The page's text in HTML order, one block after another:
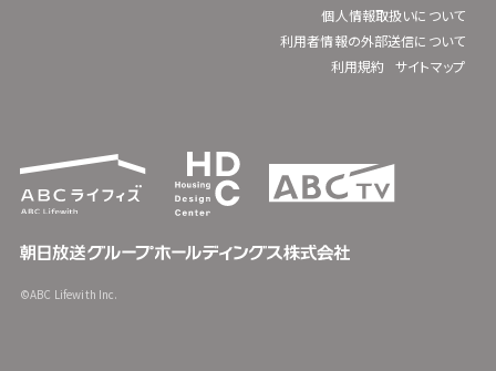
個人情報取扱いについて
利用者情報の外部送信について
利用規約
サイトマップ
©ABC Lifewith Inc.